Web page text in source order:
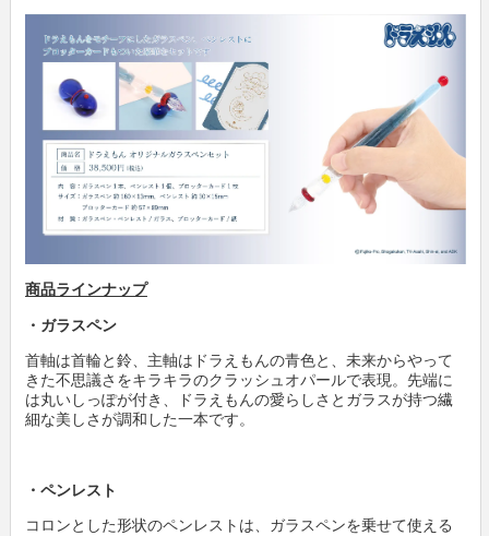
商品ラインナップ
・ガラスペン
首軸は首輪と鈴、主軸はドラえもんの青色と、未来からやって
きた不思議さをキラキラのクラッシュオパールで表現。先端に
は丸いしっぽが付き、ドラえもんの愛らしさとガラスが持つ繊
細な美しさが調和した一本です。
・ペンレスト
コロンとした形状のペンレストは、ガラスペンを乗せて使える